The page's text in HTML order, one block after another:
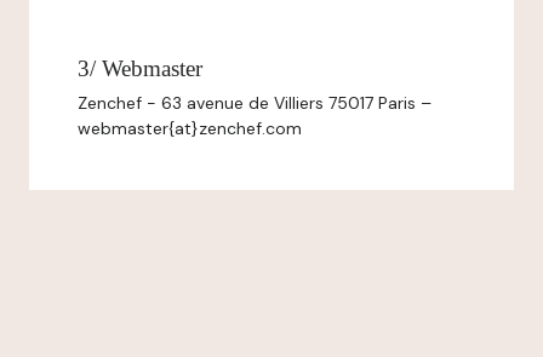
3/ Webmaster
Zenchef - 63 avenue de Villiers 75017 Paris –
webmaster{at}zenchef.com